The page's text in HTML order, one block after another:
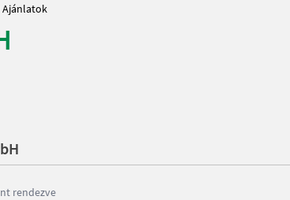
Ajánlatok
rendezve